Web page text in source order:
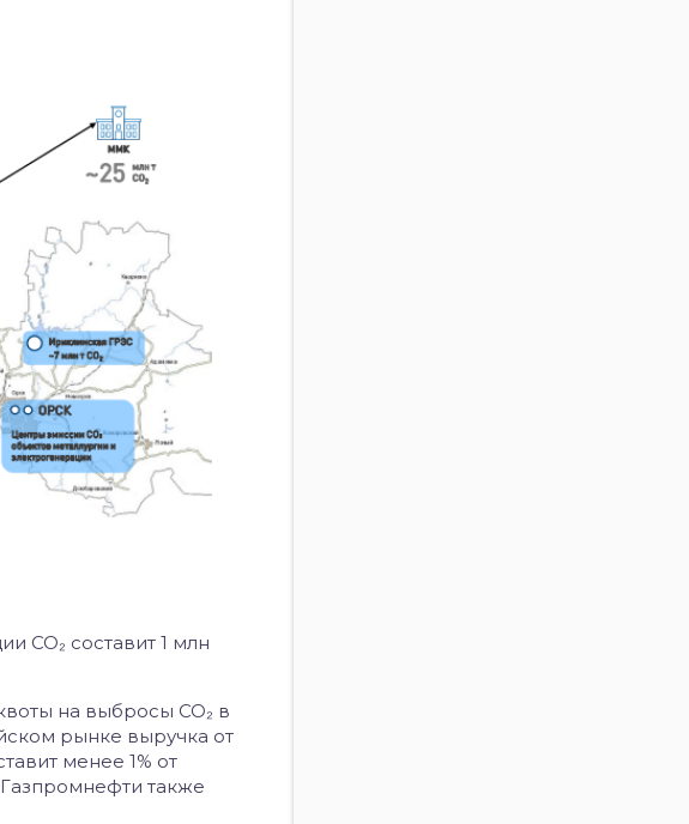
CO₂ составит 1 млн
на выбросы CO₂ в
рынке выручка от
менее 1% от
также